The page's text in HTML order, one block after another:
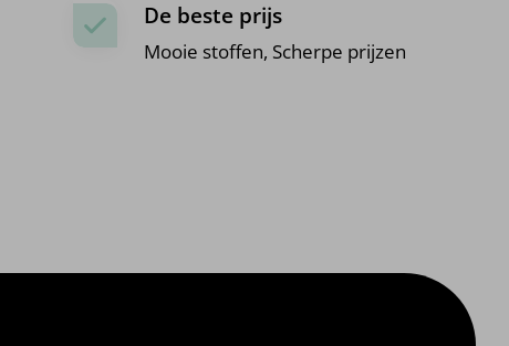
De beste prijs
Mooie stoffen, Scherpe prijzen